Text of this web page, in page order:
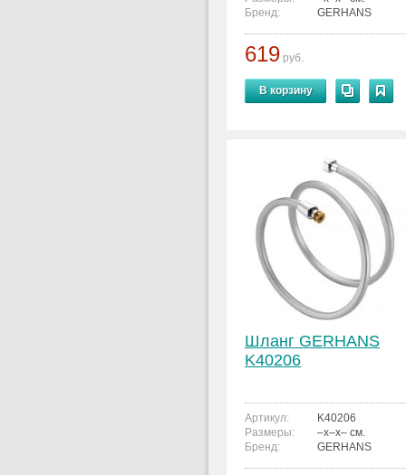
Бренд:
GERHANS
619 руб.
В корзину
Шланг GERHANS
K40206
Артикул:
K40206
Размеры:
–x–x– см.
Бренд:
GERHANS